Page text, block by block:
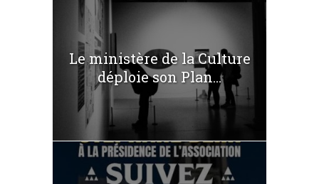
Le ministère de la Culture
déploie son Plan...